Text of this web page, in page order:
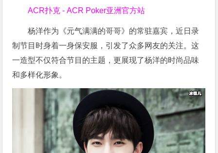
ACR扑克 - ACR Poker亚洲官方站
杨洋作为《元气满满的哥哥》的常驻嘉宾，近日录
制节目时身着一身保安服，引发了众多网友的关注。这
一造型不仅符合节目的主题，更展现了杨洋的时尚品味
和多样化形象。